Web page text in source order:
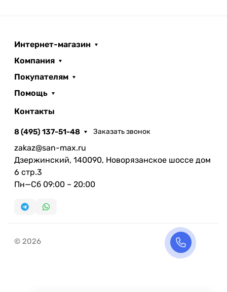
Интернет-магазин
Компания
Покупателям
Помощь
Контакты
8 (495) 137-51-48 Заказать звонок
zakaz@san-max.ru
Дзержинский, 140090, Новорязанское шоссе дом
6 стр.3
Пн—Сб 09:00 – 20:00
© 2026